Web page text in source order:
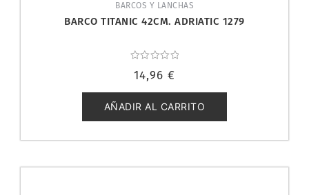
BARCOS Y LANCHAS
BARCO TITANIC 42CM. ADRIATIC 1279
con
de
5
14,96 €
AÑADIR AL CARRITO